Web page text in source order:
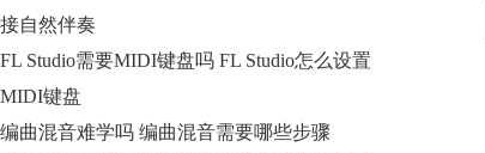
接自然伴奏
FL Studio需要MIDI键盘吗 FL Studio怎么设置
MIDI键盘
编曲混音难学吗 编曲混音需要哪些步骤